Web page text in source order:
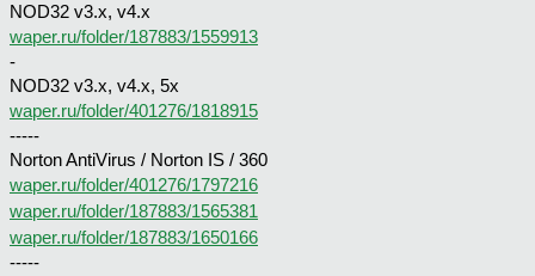
NOD32 v3.x, v4.x
waper.ru/folder/187883/1559913
-
NOD32 v3.x, v4.x, 5x
waper.ru/folder/401276/1818915
-----
Norton AntiVirus / Norton IS / 360
waper.ru/folder/401276/1797216
waper.ru/folder/187883/1565381
waper.ru/folder/187883/1650166
-----